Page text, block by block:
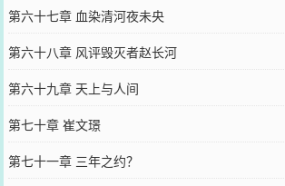
第六十七章 血染清河夜未央
第六十八章 风评毁灭者赵长河
第六十九章 天上与人间
第七十章 崔文璟
第七十一章 三年之约？